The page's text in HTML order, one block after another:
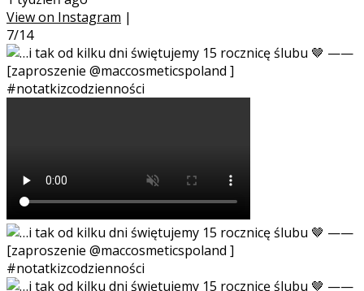
View on Instagram |
7/14